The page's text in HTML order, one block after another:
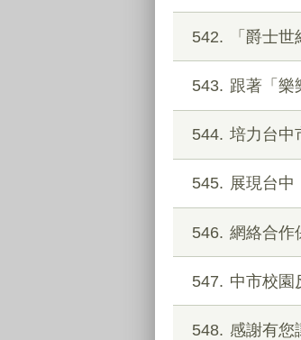
542 「爵士
543 跟著「
544 培力台中
545 展現台
546 網絡合作
547 中市校園
548 感謝有